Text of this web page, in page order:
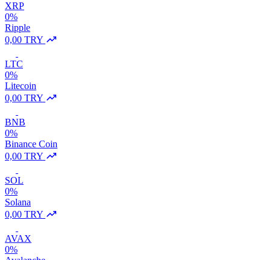
XRP
0%
Ripple
0,00 TRY
LTC
0%
Litecoin
0,00 TRY
BNB
0%
Binance Coin
0,00 TRY
SOL
0%
Solana
0,00 TRY
AVAX
0%